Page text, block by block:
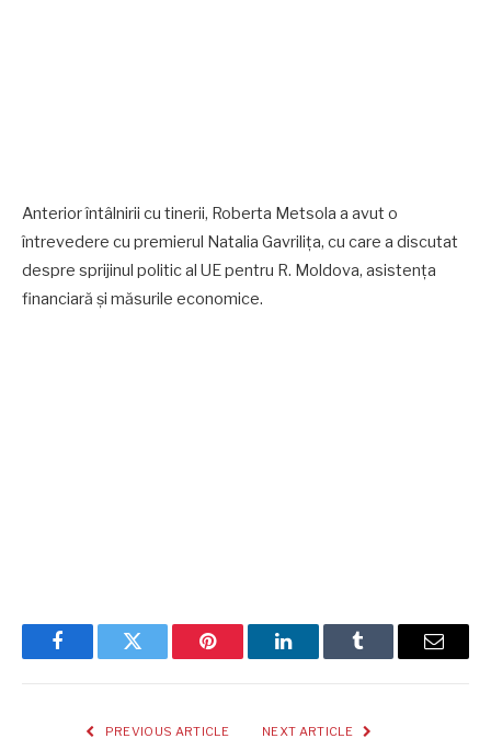
Anterior întâlnirii cu tinerii, Roberta Metsola a avut o
întrevedere cu premierul Natalia Gavrilița, cu care a discutat
despre sprijinul politic al UE pentru R. Moldova, asistența
financiară și măsurile economice.
FacebookTwitter Pinterest LinkedInTumblr Email
PREVIOUS ARTICLE NEXT ARTICLE